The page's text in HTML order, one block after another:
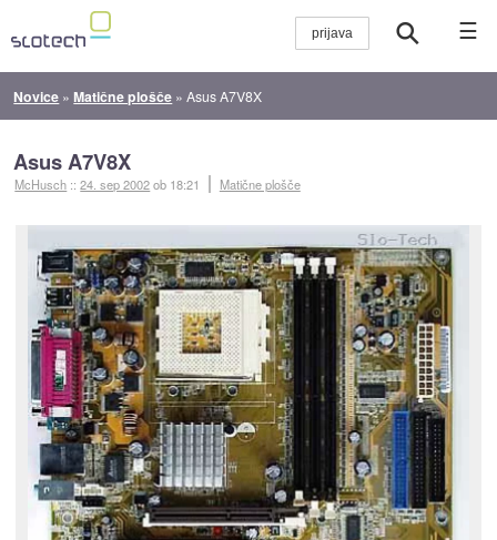
☰
Novice »Matične plošče »Asus A7V8X
Asus A7V8X
McHusch ::24. sep 2002ob 18:21 Matične plošče